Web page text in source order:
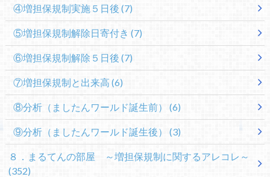
④増担保規制実施５日後 (7)
⑤増担保規制解除日寄付き (7)
⑥増担保規制解除５日後 (7)
⑦増担保規制と出来高 (6)
⑧分析（ましたんワールド誕生前） (6)
⑨分析（ましたんワールド誕生後） (3)
８．まるてんの部屋 ～増担保規制に関するアレコレ～
(352)